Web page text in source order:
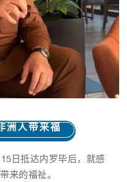
洲人带来福
日抵达内罗毕后，就感
来的福祉。